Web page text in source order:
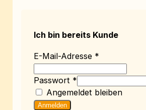
Ich bin bereits Kunde
E-Mail-Adresse *
Passwort *
Angemeldet bleiben
Anmelden